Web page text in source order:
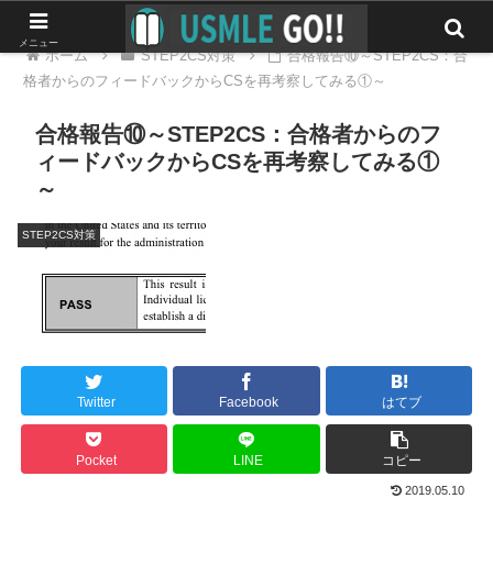
ホーム STEP2CS対策
合格報告⑩～STEP2CS：合
格者からのフィードバックからCSを再考察してみる①～
合格報告⑩～STEP2CS：合格者からのフ
ィードバックからCSを再考察してみる①
～
STEP2CS対策
Twitter Facebook はてブ
Pocket LINE コピー
2019.05.10
メニュー